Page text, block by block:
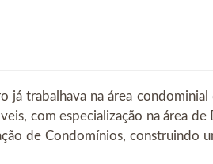
trabalhava na área
com especialização na área de
de Condomínios, construindo